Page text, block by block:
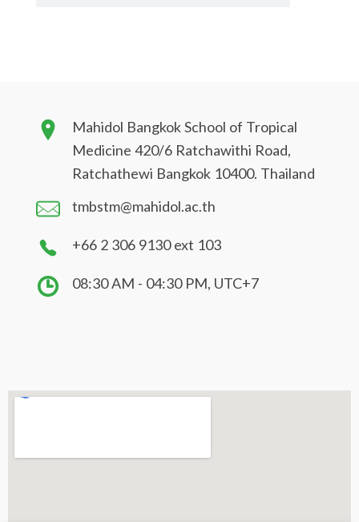
Mahidol Bangkok School of Tropical
Medicine 420/6 Ratchawithi Road,
Ratchathewi Bangkok 10400. Thailand
tmbstm@mahidol.ac.th
+66 2 306 9130 ext 103
08:30 AM - 04:30 PM, UTC+7